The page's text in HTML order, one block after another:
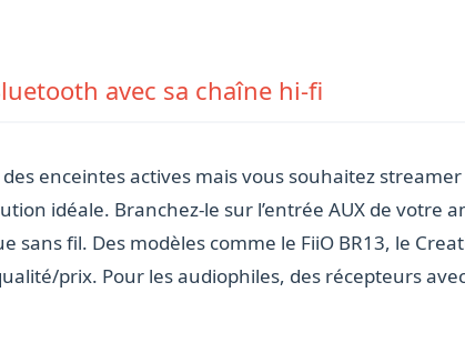
avec sa chaîne hi-fi
enceintes actives mais vous souhaitez
idéale. Branchez-le sur l’entrée AUX de votre
fil. Des modèles comme le FiiO BR13, le
prix. Pour les audiophiles, des récepteurs